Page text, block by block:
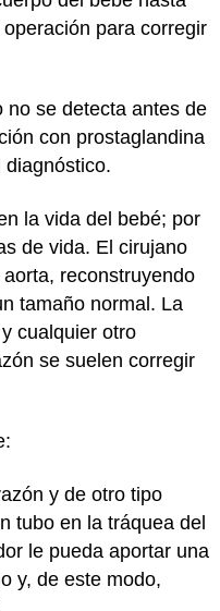
para corregir
no se detecta antes de
con prostaglandina
la vida del bebé; por
de vida. El cirujano
reconstruyendo
tamaño normal. La
cualquier otro
se suelen corregir
y de otro tipo
tubo en la tráquea del
le pueda aportar una
y, de este modo,